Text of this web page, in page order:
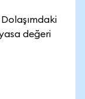
değeri